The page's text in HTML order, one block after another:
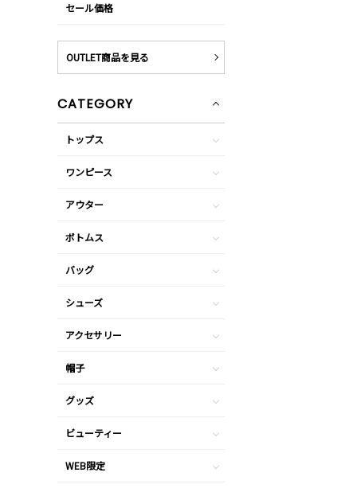
セール価格
OUTLET商品を見る
CATEGORY
トップス
ワンピース
アウター
ボトムス
バッグ
シューズ
アクセサリー
帽子
グッズ
ビューティー
WEB限定